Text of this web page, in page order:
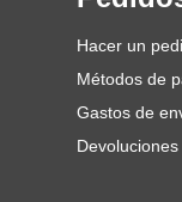
Hacer un
Métodos de
Gastos de
Devoluciones